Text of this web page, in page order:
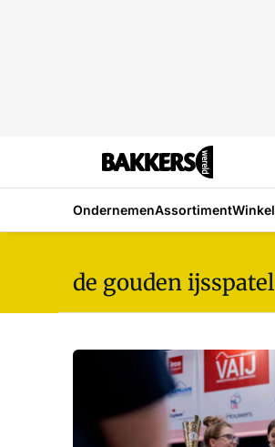
OndernemenAssortimentWinkel
de gouden ijsspatel